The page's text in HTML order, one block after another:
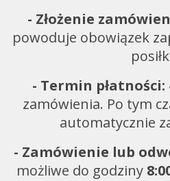
- Złożenie
powoduje obowiązek
- Termin płatności:
zamówienia. Po tym
automatycznie
- Zamówienie lub
możliwe do godziny